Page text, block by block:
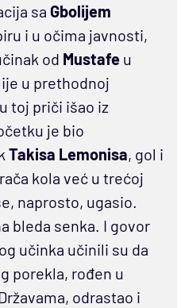
sa Gbolijem
i u očima javnosti,
od Mustafe u
u prethodnoj
toj priči išao iz
je bio
Takisa Lemonisa, gol i
kola već u trećoj
naprosto, ugasio.
bleda senka. I govor
učinka učinili su da
porekla, rođen u
odrastao i